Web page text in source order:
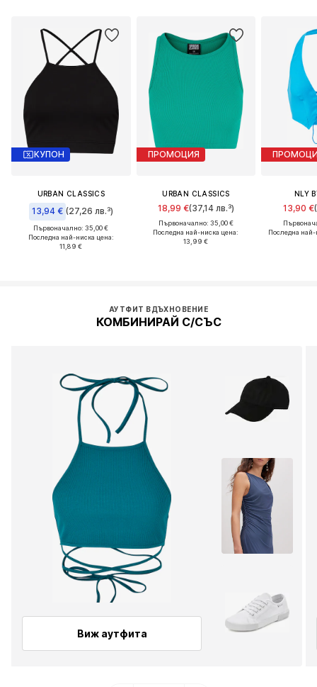
КУПОН
URBAN CLASSICS
13,94 € (27,26 лв.³)
Първоначално: 35,00 €
Последна най-ниска цена:
11,89 €
ПРОМОЦИЯ
URBAN CLASSICS
18,99 €(37,14 лв.³)
Първоначално: 35,00 €
Последна най-ниска цена:
13,99 €
NLY
13,90 €
Последна
АУТФИТ ВДЪХНОВЕНИЕ
КОМБИНИРАЙ С/СЪС
Виж аутфита